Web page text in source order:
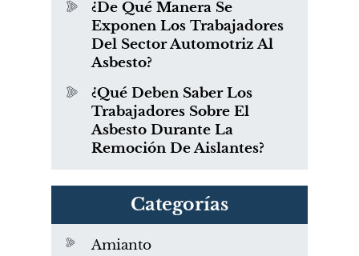
¿De Qué Manera Se
Exponen Los Trabajadores
Del Sector Automotriz Al
Asbesto?
¿Qué Deben Saber Los
Trabajadores Sobre El
Asbesto Durante La
Remoción De Aislantes?
Categorías
Amianto